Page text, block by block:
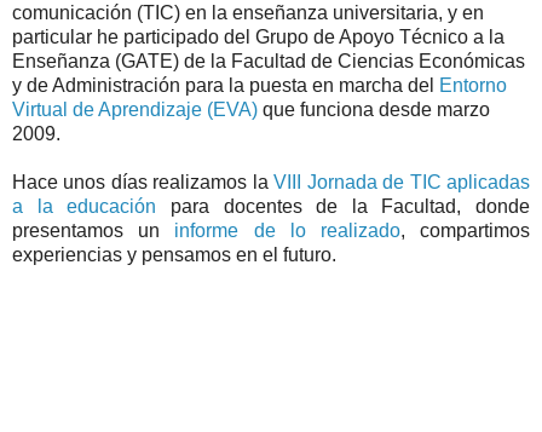
comunicación (TIC) en la enseñanza universitaria, y en
particular he participado del Grupo de Apoyo Técnico a la
Enseñanza (GATE) de la Facultad de Ciencias Económicas
y de Administración para la puesta en marcha del Entorno
Virtual de Aprendizaje (EVA) que funciona desde marzo
2009.
Hace unos días realizamos laVIII Jornada de TIC aplicadas
a la educación para docentes de la Facultad, donde
presentamos un informe de lo realizado, compartimos
experiencias y pensamos en el futuro.